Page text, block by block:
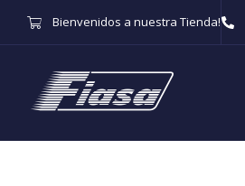
Bienvenidos a nuestra Tienda!